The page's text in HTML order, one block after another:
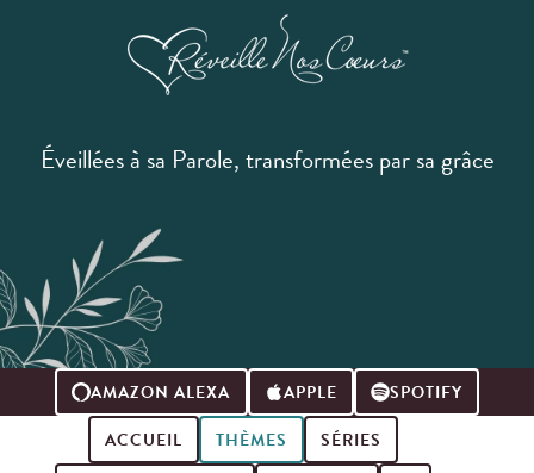
Éveillées à sa Parole, transformées par sa grâce
AMAZON ALEXA APPLE
SPOTIFY
ACCUEIL
THÈMES
SÉRIES